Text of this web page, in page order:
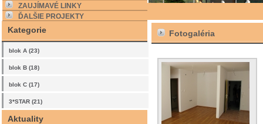
ZAUJÍMAVÉ LINKY
ĎALŠIE PROJEKTY
Kategorie
blok A (23)
blok B (18)
blok C (17)
3*STAR (21)
Aktuality
Fotogaléria